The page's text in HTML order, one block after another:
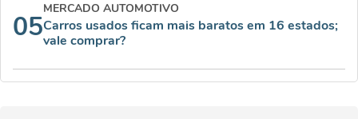
05
MERCADO AUTOMOTIVO
Carros usados ficam mais baratos em 16 estados;
vale comprar?